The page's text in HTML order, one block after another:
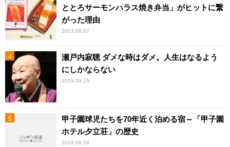
ととろサーモンハラス焼き弁当」がヒットに繋
がった理由
2023.08.07
瀬戸内寂聴 ダメな時はダメ。人生はなるよう
にしかならない
2019.09.25
甲子園球児たちを70年近く泊める宿～「甲子園
ホテル夕立荘」の歴史
2019.08.24